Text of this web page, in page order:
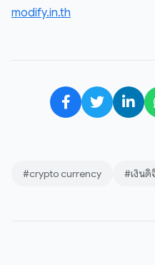
modify.in.th
#crypto currency #เงินดิ